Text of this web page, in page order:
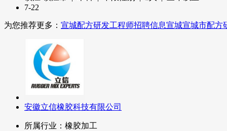
7-22
为您推荐更多： 宣城配方研发工程师招聘信息宣城宣城市配方
安徽立信橡胶科技有限公司
所属行业：橡胶加工